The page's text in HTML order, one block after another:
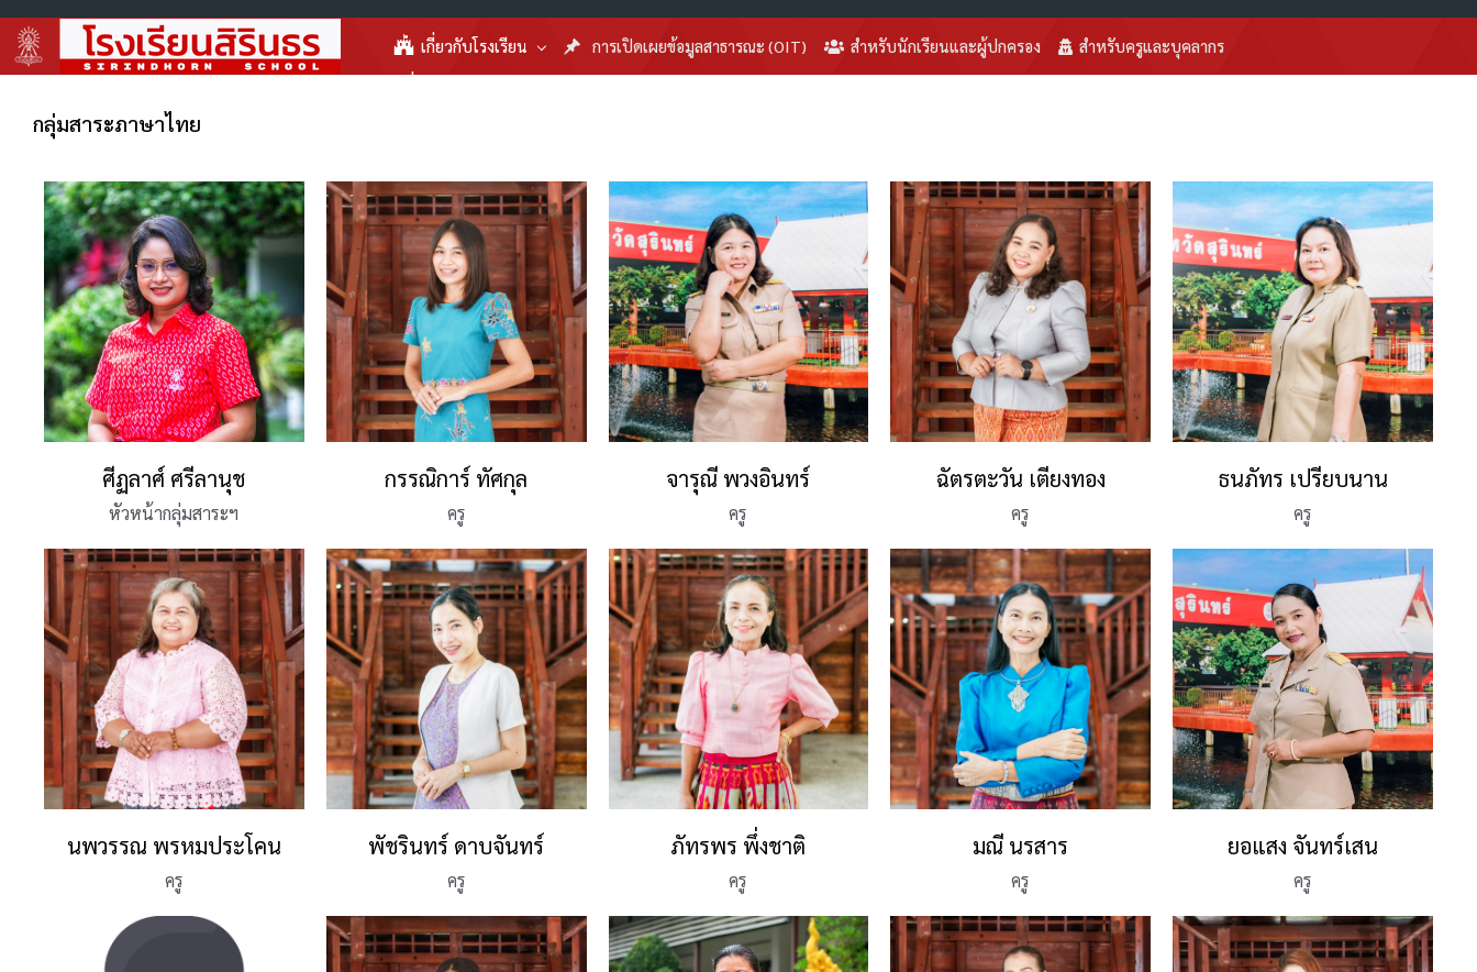
เกี่ยวกับโรงเรียน การเปิดเผยข้อมูลสาธารณะ (OIT) สำหรับนักเรียนและผู้ปกครอง สำหรับครูและบุคลากร
กลุ่มสาระภาษาไทย
ศีฏลาศ์ ศรีลานุช
หัวหน้ากลุ่มสาระฯ
กรรณิการ์ ทัศกุล
ครู
จารุณี พวงอินทร์
ครู
ฉัตรตะวัน เตียงทอง
ครู
ธนภัทร เปรียบนาน
ครู
นพวรรณ พรหมประโคน
ครู
พัชรินทร์ ดาบจันทร์
ครู
ภัทรพร พึ่งชาติ
ครู
มณี นรสาร
ครู
ยอแสง จันทร์เสน
ครู